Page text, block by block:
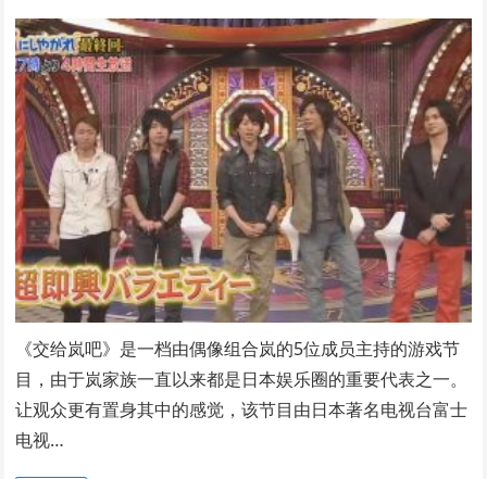
《交给岚吧》是一档由偶像组合岚的5位成员主持的游戏节
目，由于岚家族一直以来都是日本娱乐圈的重要代表之一。
让观众更有置身其中的感觉，该节目由日本著名电视台富士
电视…